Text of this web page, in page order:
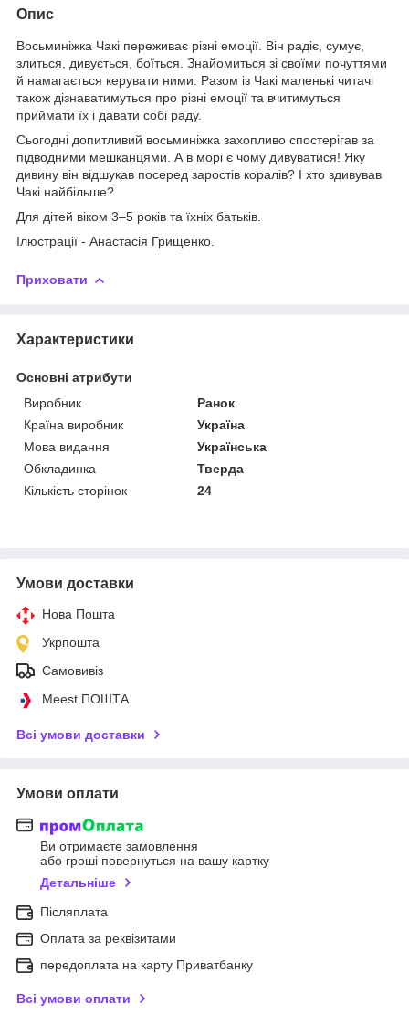
Опис
Восьминіжка Чакі переживає різні емоції. Він радіє, сумує,
злиться, дивується, боїться. Знайомиться зі своїми почуттями
й намагається керувати ними. Разом із Чакі маленькі читачі
також дізнаватимуться про різні емоції та вчитимуться
приймати їх і давати собі раду.
Сьогодні допитливий восьминіжка захопливо спостерігав за
підводними мешканцями. А в морі є чому дивуватися! Яку
дивину він відшукав посеред заростів коралів? І хто здивував
Чакі найбільше?
Для дітей віком 3–5 років та їхніх батьків.
Ілюстрації - Анастасія Грищенко.
Приховати
Характеристики
Основні атрибути
Виробник
Ранок
Країна виробник
Україна
Мова видання
Українська
Обкладинка
Тверда
Кількість сторінок
24
Умови доставки
Нова Пошта
Укрпошта
Самовивіз
Meest ПОШТА
Всі умови доставки
Умови оплати
Ви отримаєте замовлення
або гроші повернуться на вашу картку
Детальніше
Післяплата
Оплата за реквізитами
передоплата на карту Приватбанку
Всі умови оплати